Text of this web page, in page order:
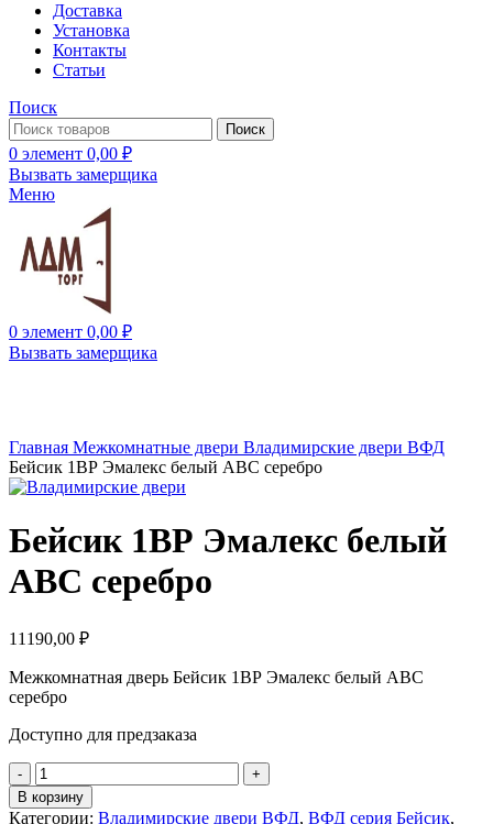
Доставка
Установка
Контакты
Статьи
Поиск
Поиск
0 элемент 0,00 ₽
Вызвать замерщика
Меню
0 элемент 0,00 ₽
Вызвать замерщика
Главная Межкомнатные двери Владимирские двери ВФД
Бейсик 1ВР Эмалекс белый ABС серебро
Бейсик 1ВР Эмалекс белый
ABС серебро
11190,00 ₽
Межкомнатная дверь Бейсик 1ВР Эмалекс белый ABС
серебро
Доступно для предзаказа
Количество
товара
Бейсик
В корзину
Категории: Владимирские двери ВФД, ВФД серия Бейсик,